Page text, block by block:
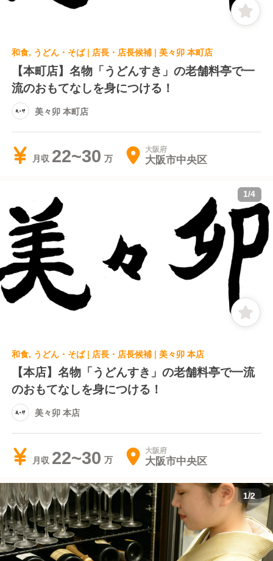
和食, うどん・そば | 店長・店長候補 | 美々卯 本町店
【本町店】名物「うどんすき」の老舗料亭で一
流のおもてなしを身につける！
美々卯 本町店
月収 22~30 大阪府
大阪市中央区
1/4
和食, うどん・そば | 店長・店長候補 | 美々卯 本店
【本店】名物「うどんすき」の老舗料亭で一流
のおもてなしを身につける！
美々卯 本店
月収 22~30 大阪府
大阪市中央区
1/2